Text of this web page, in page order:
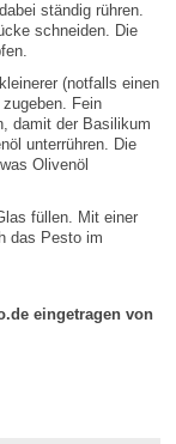
ständig rühren.
schneiden. Die
(notfalls einen
Fein
damit der Basilikum
unterrühren. Die
Olivenöl
füllen. Mit einer
das Pesto im
eingetragen von